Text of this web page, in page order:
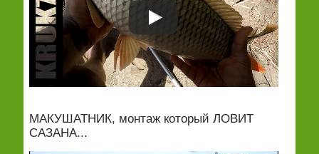
МАКУШАТНИК, монтаж который ЛОВИТ
САЗАНА...